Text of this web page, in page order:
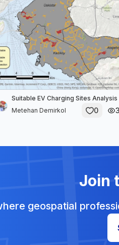
Suitable EV Charging Sites Analysis
Metehan Demirkol
0
Join
geospatial